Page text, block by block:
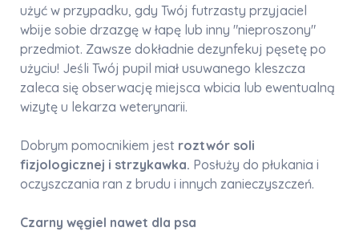
użyć w przypadku, gdy Twój futrzasty przyjaciel
wbije sobie drzazgę w łapę lub inny "nieproszony"
przedmiot. Zawsze dokładnie dezynfekuj pęsetę po
użyciu! Jeśli Twój pupil miał usuwanego kleszcza
zaleca się obserwację miejsca wbicia lub ewentualną
wizytę u lekarza weterynarii.
Dobrym pomocnikiem jest roztwór soli
fizjologicznej i strzykawka. Posłuży do płukania i
oczyszczania ran z brudu i innych zanieczyszczeń.
Czarny węgiel nawet dla psa